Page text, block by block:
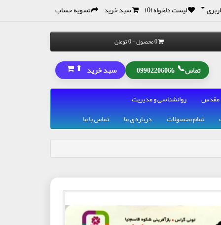
لیست دلخواه (0) سبد خرید تسویه حساب
0 محصول - 0 تومان
تماس📞
09902206066 سبد خرید ⬆
مقدس
روانشناسی و مدیریت
تمام محصولات درباره ی ما تماس با ما